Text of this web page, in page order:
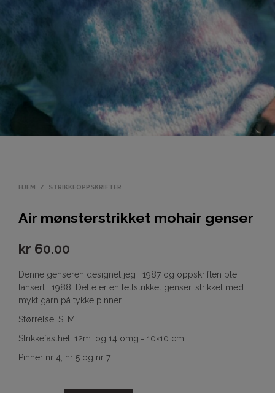
HJEM / STRIKKEOPPSKRIFTER
Air mønsterstrikket mohair genser
kr 60.00
Denne genseren designet jeg i 1987 og oppskriften ble
lansert i 1988. Dette er en lettstrikket genser, strikket med
mykt garn på tykke pinner.
Størrelse: S, M, L
Strikkefasthet: 12m. og 14 omg.= 10×10 cm.
Pinner nr 4, nr 5 og nr 7